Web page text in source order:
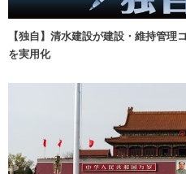
【独自】清水建設が建設・維持管
を実用化